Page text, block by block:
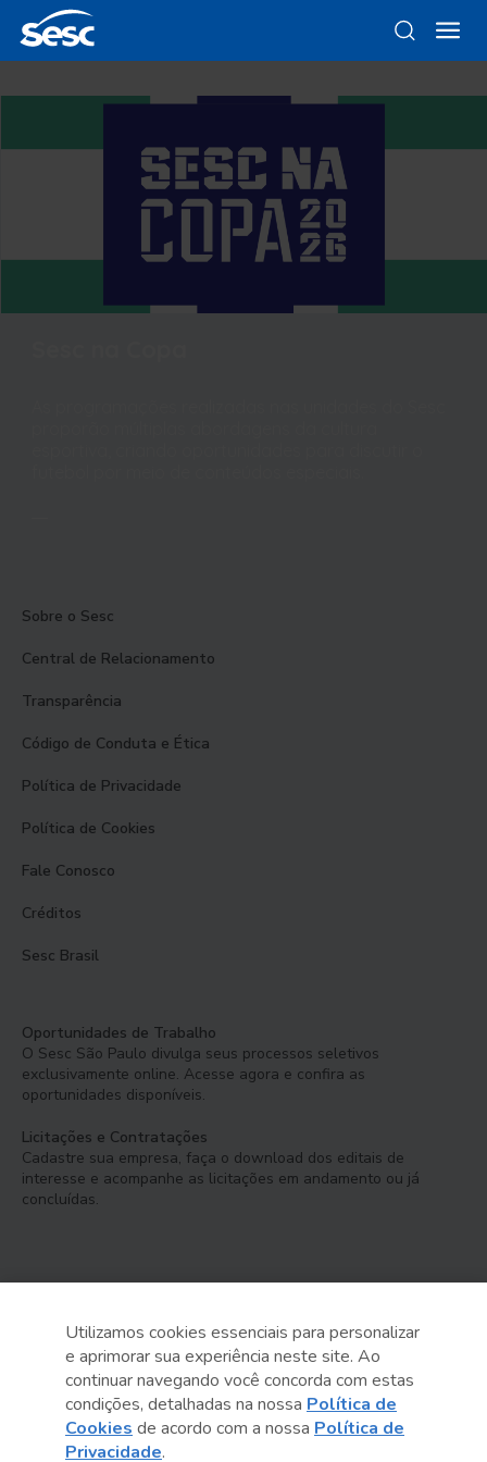
Sobre o Sesc
Central de Relacionamento
Transparência
Código de Conduta e Ética
Política de Privacidade
Política de Cookies
Fale Conosco
Créditos
Sesc Brasil
Oportunidades de Trabalho
O Sesc São Paulo divulga seus processos seletivos
exclusivamente online. Acesse agora e confira as
oportunidades disponíveis.
Licitações e Contratações
Cadastre sua empresa, faça o download dos editais de
interesse e acompanhe as licitações em andamento ou já
concluídas.
Serviço Social do Comércio
Administração Regional no Estado de São Paulo
Sesc São Paulo por aí:
Utilizamos cookies essenciais para personalizar
e aprimorar sua experiência neste site. Ao
continuar navegando você concorda com estas
condições, detalhadas na nossa Política de
Cookies de acordo com a nossa Política de
Privacidade.